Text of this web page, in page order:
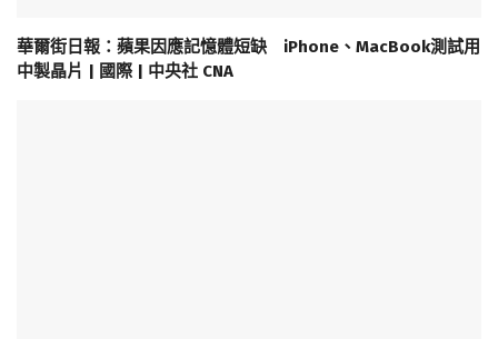
華爾街日報：蘋果因應記憶體短缺 iPhone、MacBook測試用
中製晶片 | 國際 | 中央社 CNA